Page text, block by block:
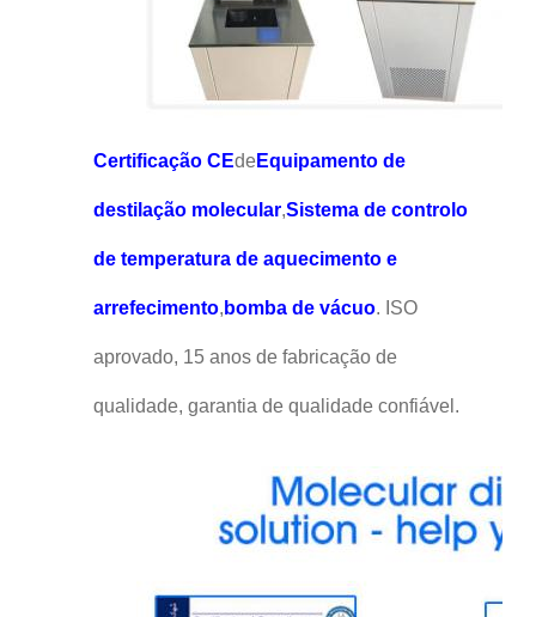
Certificação CEdeEquipamento de
destilação molecular,Sistema de controlo
de temperatura de aquecimento e
arrefecimento, bomba de vácuo. ISO
aprovado, 15 anos de fabricação de
qualidade, garantia de qualidade confiável.